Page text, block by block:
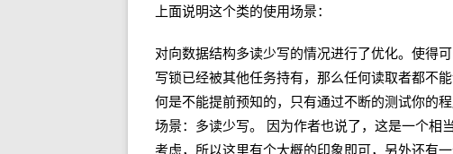
上面说明这个类的使用场景：
对向数据结构多读少写的情况进行了优化。使得
写锁已经被其他任务持有，那么任何读取者都不
何是不能提前预知的，只有通过不断的测试你的
场景：多读少写。 因为作者也说了，这是一个相
考虑，所以这里有个大概的印象即可，另外还有